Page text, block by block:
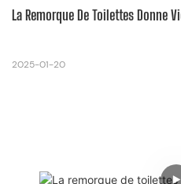
La Remorque De Toilettes Donne
2025-01-20